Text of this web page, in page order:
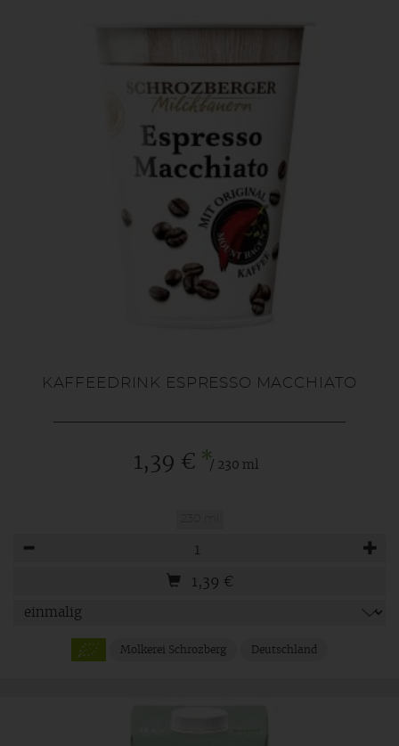
KAFFEEDRINK ESPRESSO MACCHIATO
1,39 € */ 230 ml
1,39 €
Molkerei Schrozberg Deutschland